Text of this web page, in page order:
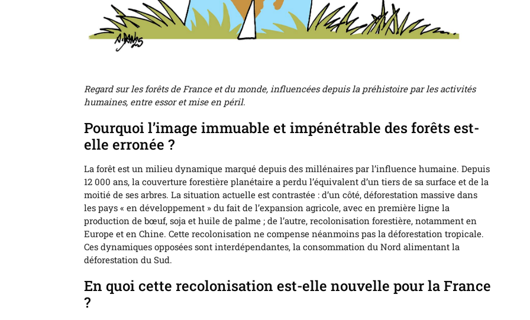
Regard sur les forêts de France et du monde, influencées depuis la préhistoire par les activités
humaines, entre essor et mise en péril.
Pourquoi l’image immuable et impénétrable des forêts est-
elle erronée ?
La forêt est un milieu dynamique marqué depuis des millénaires par l’influence humaine. Depuis
12 000 ans, la couverture forestière planétaire a perdu l’équivalent d’un tiers de sa surface et de la
moitié de ses arbres. La situation actuelle est contrastée : d’un côté, déforestation massive dans
les pays « en développement » du fait de l’expansion agricole, avec en première ligne la
production de bœuf, soja et huile de palme ; de l’autre, recolonisation forestière, notamment en
Europe et en Chine. Cette recolonisation ne compense néanmoins pas la déforestation tropicale.
Ces dynamiques opposées sont interdépendantes, la consommation du Nord alimentant la
déforestation du Sud.
En quoi cette recolonisation est-elle nouvelle pour la France
?